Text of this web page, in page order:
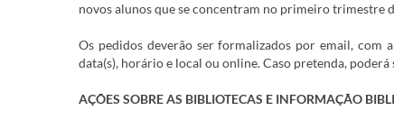
novos alunos que se concentram no primeiro trimestre
Os pedidos deverão ser formalizados por email, com
data(s), horário e local ou online. Caso pretenda,
AÇÕES SOBRE AS BIBLIOTECAS E INFORMAÇÃO